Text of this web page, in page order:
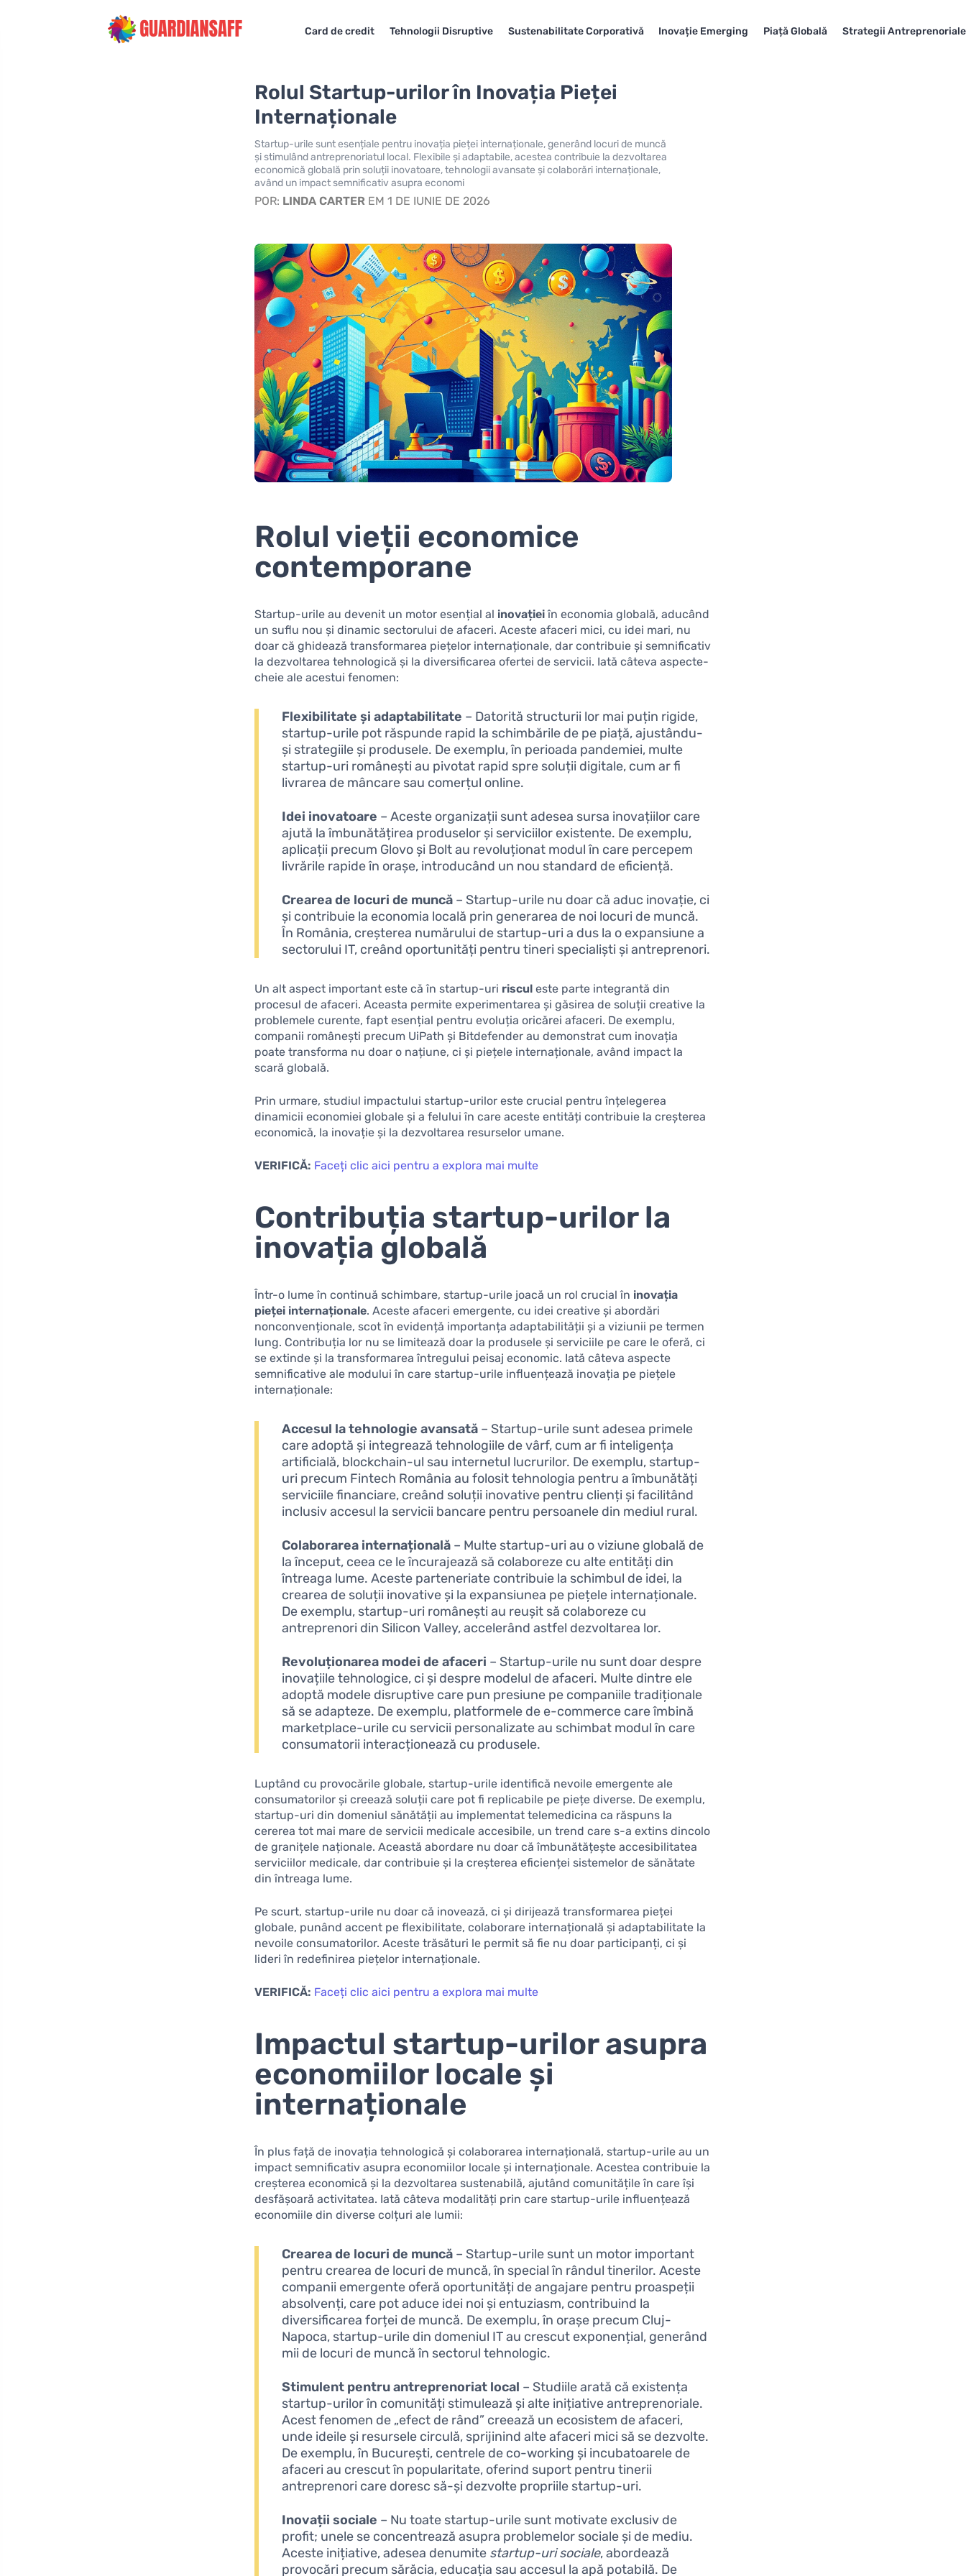
Card de credit Tehnologii Disruptive Sustenabilitate Corporativă Inovație Emerging Piață Globală Strategii Antreprenoriale
Rolul Startup-urilor în Inovația Pieței
Internaționale
Startup-urile sunt esențiale pentru inovația pieței internaționale, generând locuri de muncă
și stimulând antreprenoriatul local. Flexibile și adaptabile, acestea contribuie la dezvoltarea
economică globală prin soluții inovatoare, tehnologii avansate și colaborări internaționale,
având un impact semnificativ asupra economi
POR: LINDA CARTER EM 1 DE IUNIE DE 2026
Rolul vieții economice
contemporane
Startup-urile au devenit un motor esențial al inovațieiîn economia globală, aducând
un suflu nou și dinamic sectorului de afaceri. Aceste afaceri mici, cu idei mari, nu
doar că ghidează transformarea piețelor internaționale, dar contribuie și semnificativ
la dezvoltarea tehnologică și la diversificarea ofertei de servicii. Iată câteva aspecte-
cheie ale acestui fenomen:
Flexibilitate și adaptabilitate – Datorită structurii lor mai puțin rigide,
startup-urile pot răspunde rapid la schimbările de pe piață, ajustându-
și strategiile și produsele. De exemplu, în perioada pandemiei, multe
startup-uri românești au pivotat rapid spre soluții digitale, cum ar fi
livrarea de mâncare sau comerțul online.
Idei inovatoare – Aceste organizații sunt adesea sursa inovațiilor care
ajută la îmbunătățirea produselor și serviciilor existente. De exemplu,
aplicații precum Glovo și Bolt au revoluționat modul în care percepem
livrările rapide în orașe, introducând un nou standard de eficiență.
Crearea de locuri de muncă – Startup-urile nu doar că aduc inovație, ci
și contribuie la economia locală prin generarea de noi locuri de muncă.
În România, creșterea numărului de startup-uri a dus la o expansiune a
sectorului IT, creând oportunități pentru tineri specialiști și antreprenori.
Un alt aspect important este că în startup-uri riscul este parte integrantă din
procesul de afaceri. Aceasta permite experimentarea și găsirea de soluții creative la
problemele curente, fapt esențial pentru evoluția oricărei afaceri. De exemplu,
companii românești precum UiPath și Bitdefender au demonstrat cum inovația
poate transforma nu doar o națiune, ci și piețele internaționale, având impact la
scară globală.
Prin urmare, studiul impactului startup-urilor este crucial pentru înțelegerea
dinamicii economiei globale și a felului în care aceste entități contribuie la creșterea
economică, la inovație și la dezvoltarea resurselor umane.
VERIFICĂ: Faceți clic aici pentru a explora mai multe
Contribuția startup-urilor la
inovația globală
Într-o lume în continuă schimbare, startup-urile joacă un rol crucial în inovația
pieței internaționale. Aceste afaceri emergente, cu idei creative și abordări
nonconvenționale, scot în evidență importanța adaptabilității și a viziunii pe termen
lung. Contribuția lor nu se limitează doar la produsele și serviciile pe care le oferă, ci
se extinde și la transformarea întregului peisaj economic. Iată câteva aspecte
semnificative ale modului în care startup-urile influențează inovația pe piețele
internaționale:
Accesul la tehnologie avansată – Startup-urile sunt adesea primele
care adoptă și integrează tehnologiile de vârf, cum ar fi inteligența
artificială, blockchain-ul sau internetul lucrurilor. De exemplu, startup-
uri precum Fintech România au folosit tehnologia pentru a îmbunătăți
serviciile financiare, creând soluții inovative pentru clienți și facilitând
inclusiv accesul la servicii bancare pentru persoanele din mediul rural.
Colaborarea internațională – Multe startup-uri au o viziune globală de
la început, ceea ce le încurajează să colaboreze cu alte entități din
întreaga lume. Aceste parteneriate contribuie la schimbul de idei, la
crearea de soluții inovative și la expansiunea pe piețele internaționale.
De exemplu, startup-uri românești au reușit să colaboreze cu
antreprenori din Silicon Valley, accelerând astfel dezvoltarea lor.
Revoluționarea modei de afaceri – Startup-urile nu sunt doar despre
inovațiile tehnologice, ci și despre modelul de afaceri. Multe dintre ele
adoptă modele disruptive care pun presiune pe companiile tradiționale
să se adapteze. De exemplu, platformele de e-commerce care îmbină
marketplace-urile cu servicii personalizate au schimbat modul în care
consumatorii interacționează cu produsele.
Luptând cu provocările globale, startup-urile identifică nevoile emergente ale
consumatorilor și creează soluții care pot fi replicabile pe piețe diverse. De exemplu,
startup-uri din domeniul sănătății au implementat telemedicina ca răspuns la
cererea tot mai mare de servicii medicale accesibile, un trend care s-a extins dincolo
de granițele naționale. Această abordare nu doar că îmbunătățește accesibilitatea
serviciilor medicale, dar contribuie și la creșterea eficienței sistemelor de sănătate
din întreaga lume.
Pe scurt, startup-urile nu doar că inovează, ci și dirijează transformarea pieței
globale, punând accent pe flexibilitate, colaborare internațională și adaptabilitate la
nevoile consumatorilor. Aceste trăsături le permit să fie nu doar participanți, ci și
lideri în redefinirea piețelor internaționale.
VERIFICĂ: Faceți clic aici pentru a explora mai multe
Impactul startup-urilor asupra
economiilor locale și
internaționale
În plus față de inovația tehnologică și colaborarea internațională, startup-urile au un
impact semnificativ asupra economiilor locale și internaționale. Acestea contribuie la
creșterea economică și la dezvoltarea sustenabilă, ajutând comunitățile în care își
desfășoară activitatea. Iată câteva modalități prin care startup-urile influențează
economiile din diverse colțuri ale lumii:
Crearea de locuri de muncă – Startup-urile sunt un motor important
pentru crearea de locuri de muncă, în special în rândul tinerilor. Aceste
companii emergente oferă oportunități de angajare pentru proaspeții
absolvenți, care pot aduce idei noi și entuziasm, contribuind la
diversificarea forței de muncă. De exemplu, în orașe precum Cluj-
Napoca, startup-urile din domeniul IT au crescut exponențial, generând
mii de locuri de muncă în sectorul tehnologic.
Stimulent pentru antreprenoriat local – Studiile arată că existența
startup-urilor în comunități stimulează și alte inițiative antreprenoriale.
Acest fenomen de „efect de rând” creează un ecosistem de afaceri,
unde ideile și resursele circulă, sprijinind alte afaceri mici să se dezvolte.
De exemplu, în București, centrele de co-working și incubatoarele de
afaceri au crescut în popularitate, oferind suport pentru tinerii
antreprenori care doresc să-și dezvolte propriile startup-uri.
Inovații sociale – Nu toate startup-urile sunt motivate exclusiv de
profit; unele se concentrează asupra problemelor sociale și de mediu.
Aceste inițiative, adesea denumite startup-uri sociale, abordează
provocări precum sărăcia, educația sau accesul la apă potabilă. De